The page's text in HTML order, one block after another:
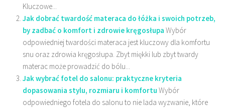
Kluczowe...
Jak dobrać twardość materaca do łóżka i swoich potrzeb,
by zadbać o komfort i zdrowie kręgosłupa Wybór
odpowiedniej twardości materaca jest kluczowy dla komfortu
snu oraz zdrowia kręgosłupa. Zbyt miękki lub zbyt twardy
materac może prowadzić do bólu...
Jak wybrać fotel do salonu: praktyczne kryteria
dopasowania stylu, rozmiaru i komfortu Wybór
odpowiedniego fotela do salonu to nie lada wyzwanie, które